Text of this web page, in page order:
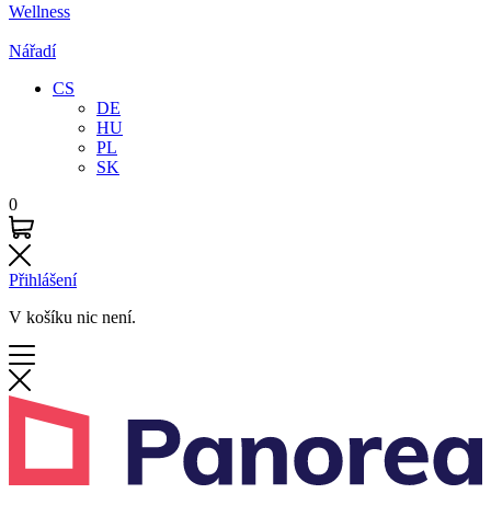
Wellness
Nářadí
CS
DE
HU
PL
SK
0
Přihlášení
V košíku nic není.